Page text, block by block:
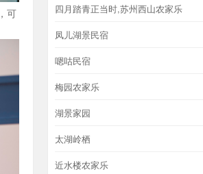
可 四月踏青正当时,苏州西山农家乐
凤儿湖景民宿
嗯咕民宿
梅园农家乐
湖景家园
太湖岭栖
近水楼农家乐